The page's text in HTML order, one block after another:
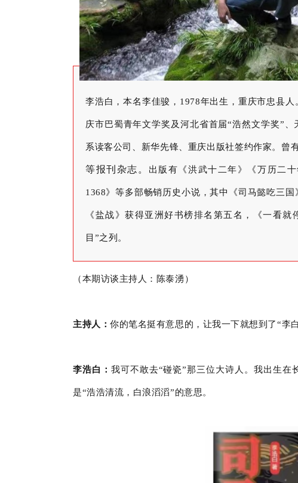
李浩白，本名李佳骏，1978年出生，重庆市忠县
庆市巴蜀青年文学奖及河北省首届“浩然文学奖”、
系读客公司、新华先锋、重庆出版社签约作家。曾
等报刊杂志。 出版有《洪武十二年》《万历二
1368》等多部畅销历史小说，其中《司马懿吃三
《盐战》获得亚洲好书榜排名第五名，《一看
目”之列。
（本期访谈主持人：陈泰湧）
主持人：你的笔名挺有意思的，让我一下就想到了“李
李浩白： 我可不敢去“碰瓷”那三位大诗人。我出生
是“浩浩清流，白浪滔滔”的意思。